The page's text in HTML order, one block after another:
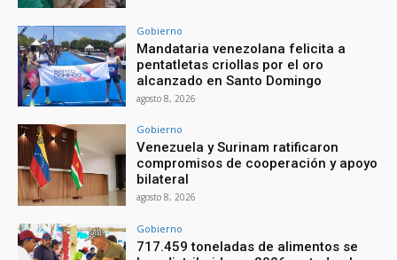
Gobierno
Mandataria venezolana felicita a
pentatletas criollas por el oro
alcanzado en Santo Domingo
agosto 8, 2026
Gobierno
Venezuela y Surinam ratificaron
compromisos de cooperación y apoyo
bilateral
agosto 8, 2026
Gobierno
717.459 toneladas de alimentos se